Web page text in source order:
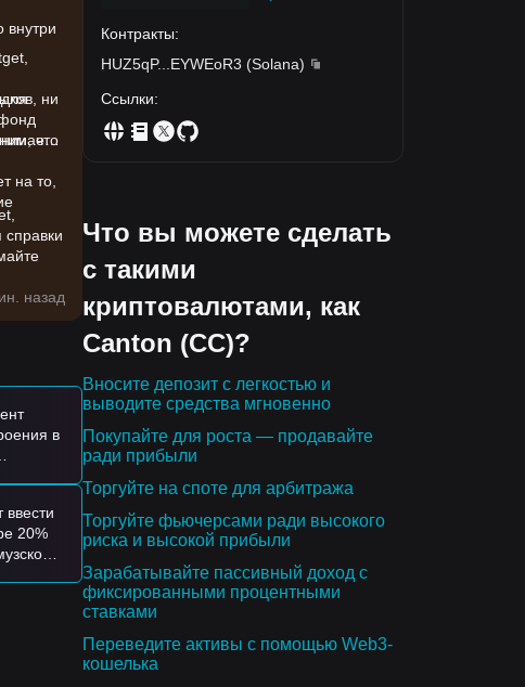
внутри
ни
что
на то,
это
назад
в
ввести
20%
Контракты:
HUZ5qP... EYWEoR3 (Solana)
Ссылки:
Что вы можете сделать
с такими
криптовалютами, как
Canton (CC)?
Вносите депозит с легкостью и
выводите средства мгновенно
Покупайте для роста — продавайте
ради прибыли
Торгуйте на споте для арбитража
Торгуйте фьючерсами ради высокого
риска и высокой прибыли
Зарабатывайте пассивный доход с
фиксированными процентными
ставками
Переведите активы с помощью Web3-
кошелька